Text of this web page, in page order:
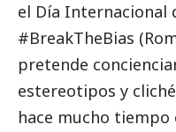
el Día Internacional
#BreakTheBias
pretende
estereotipos y
hace mucho